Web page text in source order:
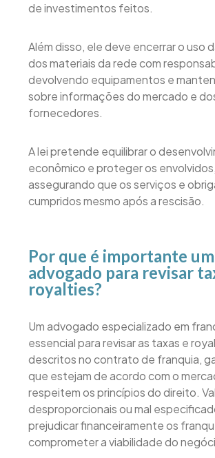
de investimentos feitos.
Além disso, ele deve encerrar o uso
dos materiais da rede com
devolvendo equipamentos e
sobre informações do mercado e
fornecedores.
A lei pretende equilibrar o
econômico e proteger os envolvidos,
assegurando que os serviços e
cumpridos mesmo após a rescisão.
Por que é importante um
advogado para revisar
royalties?
Um advogado especializado em
essencial para revisar as taxas e
descritos no contrato de franquia,
que estejam de acordo com o
respeitem os princípios do direito.
desproporcionais ou mal
prejudicar financeiramente os
comprometer a viabilidade do